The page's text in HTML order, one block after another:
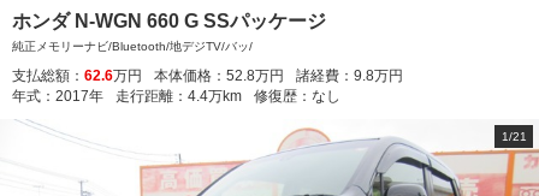
ホンダ N-WGN 660 G SSパッケージ
純正メモリーナビ/Bluetooth/地デジTV/バッ/
支払総額： 62.6万円 本体価格： 52.8万円 諸経費： 9.8万円
年式： 2017年 走行距離： 4.4万km 修復歴： なし
1/21